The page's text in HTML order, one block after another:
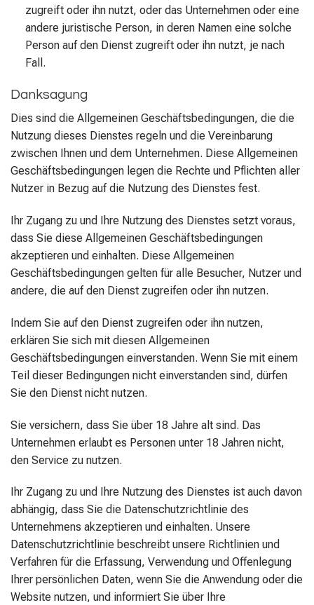
zugreift oder ihn nutzt, oder das Unternehmen oder eine
andere juristische Person, in deren Namen eine solche
Person auf den Dienst zugreift oder ihn nutzt, je nach
Fall.
Danksagung
Dies sind die Allgemeinen Geschäftsbedingungen, die die
Nutzung dieses Dienstes regeln und die Vereinbarung
zwischen Ihnen und dem Unternehmen. Diese Allgemeinen
Geschäftsbedingungen legen die Rechte und Pflichten aller
Nutzer in Bezug auf die Nutzung des Dienstes fest.
Ihr Zugang zu und Ihre Nutzung des Dienstes setzt voraus,
dass Sie diese Allgemeinen Geschäftsbedingungen
akzeptieren und einhalten. Diese Allgemeinen
Geschäftsbedingungen gelten für alle Besucher, Nutzer und
andere, die auf den Dienst zugreifen oder ihn nutzen.
Indem Sie auf den Dienst zugreifen oder ihn nutzen,
erklären Sie sich mit diesen Allgemeinen
Geschäftsbedingungen einverstanden. Wenn Sie mit einem
Teil dieser Bedingungen nicht einverstanden sind, dürfen
Sie den Dienst nicht nutzen.
Sie versichern, dass Sie über 18 Jahre alt sind. Das
Unternehmen erlaubt es Personen unter 18 Jahren nicht,
den Service zu nutzen.
Ihr Zugang zu und Ihre Nutzung des Dienstes ist auch davon
abhängig, dass Sie die Datenschutzrichtlinie des
Unternehmens akzeptieren und einhalten. Unsere
Datenschutzrichtlinie beschreibt unsere Richtlinien und
Verfahren für die Erfassung, Verwendung und Offenlegung
Ihrer persönlichen Daten, wenn Sie die Anwendung oder die
Website nutzen, und informiert Sie über Ihre